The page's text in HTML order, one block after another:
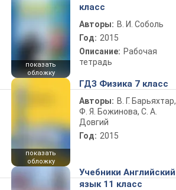
показать
обложку
класс
Авторы: В. И. Соболь
Год: 2015
Описание: Рабочая
тетрадь
показать
обложку
ГДЗ Физика 7 класс
Авторы: В. Г. Барьяхтар,
Ф. Я. Божинова, С. А.
Довгий
Год: 2015
Учебники Английский
язык 11 класс